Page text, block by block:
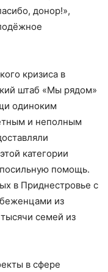
донор!»,
кризиса в
штаб «Мы рядом»
одиноким
и неполным
категории
помощь.
в Приднестровье с
из
семей из
в сфере